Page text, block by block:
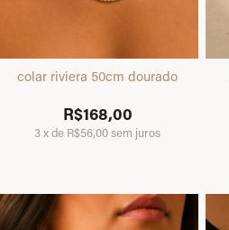
colar riviera 50cm dourado
R$168,00
3xde R$56,00sem juros